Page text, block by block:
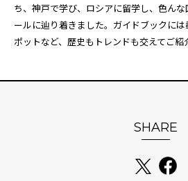
ち、神戸で学び、ロシアに留学し、色ん
ールに辿り着きました。ガイドブックに
ポットなど、歴史もトレンドも交えてご紹
SHARE